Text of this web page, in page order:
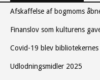
Afskaffelse af bogmoms
Finanslov som kulturens
Covid-19 blev
Udlodningsmidler 2025